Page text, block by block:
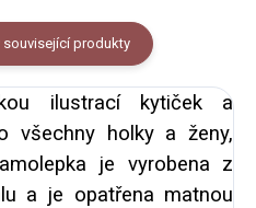
související produkty
ilustrací kytiček a
všechny holky a ženy,
je vyrobena z
a je opatřena matnou